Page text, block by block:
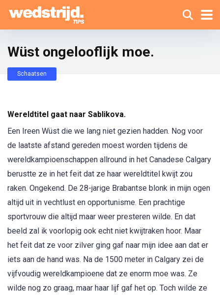
Wüst ongelooflijk moe.
Schaatsen
Wereldtitel gaat naar Sablikova.
Een Ireen Wüst die we lang niet gezien hadden. Nog voor
de laatste afstand gereden moest worden tijdens de
wereldkampioenschappen allround in het Canadese Calgary
berustte ze in het feit dat ze haar wereldtitel kwijt zou
raken. Ongekend. De 28-jarige Brabantse blonk in mijn ogen
altijd uit in vechtlust en opportunisme. Een prachtige
sportvrouw die altijd maar weer presteren wilde. En dat
beeld zal ik voorlopig ook echt niet kwijtraken hoor. Maar
het feit dat ze voor zilver ging gaf naar mijn idee aan dat er
iets aan de hand was. Na de 1500 meter in Calgary zei de
vijfvoudig wereldkampioene dat ze enorm moe was. Ze
wilde nog zo graag, maar haar lijf gaf het op. Toch wilde ze